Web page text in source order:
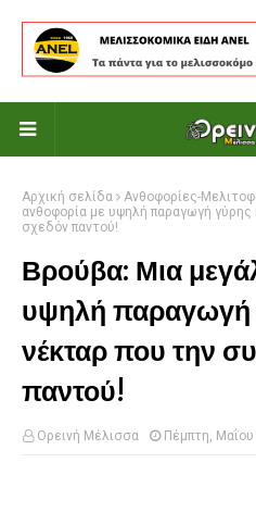
Αρχική σελίδα Ανθοφορίες-
ανθοφορία με υψηλή παραγωγή γύρης
σχεδόν παντού!
Βρούβα: Μια
υψηλή παραγωγή
νέκταρ που την
παντού!
Ορεινή Μέλισσα Πέμπτη,